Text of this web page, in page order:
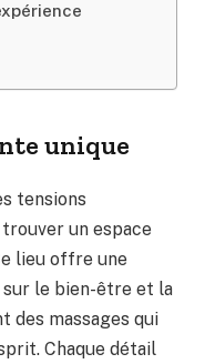
unique
tensions
un espace
lieu offre une
le bien-être et la
des massages qui
Chaque détail